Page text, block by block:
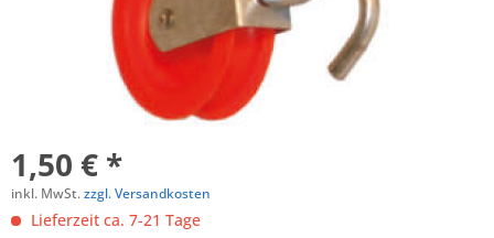
1,50 € *
inkl. MwSt.zzgl. Versandkosten
Lieferzeit ca. 7-21 Tage